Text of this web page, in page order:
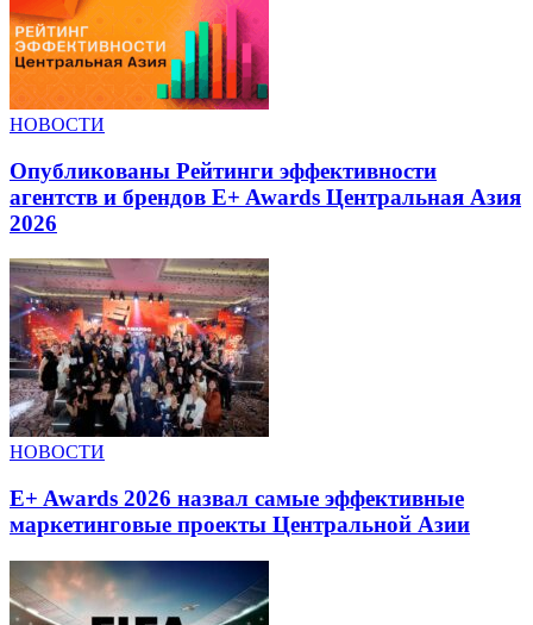
НОВОСТИ
Опубликованы Рейтинги эффективности
агентств и брендов E+ Awards Центральная Азия
2026
НОВОСТИ
E+ Awards 2026 назвал самые эффективные
маркетинговые проекты Центральной Азии